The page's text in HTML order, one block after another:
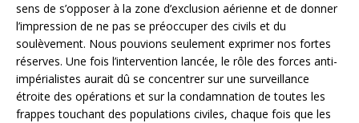
sens de s’opposer à la zone d’exclusion aérienne et de donner
l’impression de ne pas se préoccuper des civils et du
soulèvement. Nous pouvions seulement exprimer nos fortes
réserves. Une fois l’intervention lancée, le rôle des forces anti-
impérialistes aurait dû se concentrer sur une surveillance
étroite des opérations et sur la condamnation de toutes les
frappes touchant des populations civiles, chaque fois que les